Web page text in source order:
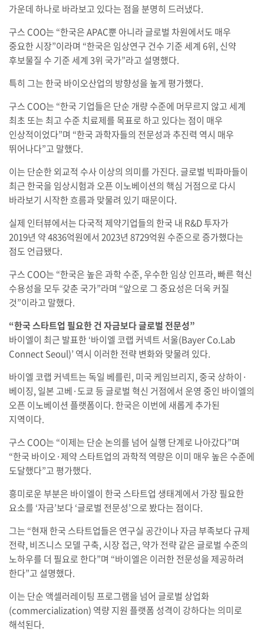
가운데 하나로 바라보고 있다는 점을 분명히 드러냈다.
구스 COO는 “한국은 APAC뿐 아니라 글로벌 차원에서도 매우
중요한 시장”이라며 “한국은 임상연구 건수 기준 세계 6위, 신약
후보물질 수 기준 세계 3위 국가”라고 설명했다.
특히 그는 한국 바이오산업의 방향성을 높게 평가했다.
구스 COO는 “한국 기업들은 단순 개량 수준에 머무르지 않고 세계
최초 또는 최고 수준 치료제를 목표로 하고 있다는 점이 매우
인상적이었다”며 “한국 과학자들의 전문성과 추진력 역시 매우
뛰어나다”고 말했다.
이는 단순한 외교적 수사 이상의 의미를 가진다. 글로벌 빅파마들이
최근 한국을 임상시험과 오픈 이노베이션의 핵심 거점으로 다시
바라보기 시작한 흐름과 맞물려 있기 때문이다.
실제 인터뷰에서는 다국적 제약기업들의 한국 내 R&D 투자가
2019년 약 4836억원에서 2023년 8729억원 수준으로 증가했다는
점도 언급됐다.
구스 COO는 “한국은 높은 과학 수준, 우수한 임상 인프라, 빠른 혁신
수용성을 모두 갖춘 국가”라며 “앞으로 그 중요성은 더욱 커질
것”이라고 말했다.
“한국 스타트업 필요한 건 자금보다 글로벌 전문성”
바이엘이 최근 발표한 ‘바이엘 코랩 커넥트 서울(Bayer Co.Lab
Connect Seoul)’ 역시 이러한 전략 변화와 맞물려 있다.
바이엘 코랩 커넥트는 독일 베를린, 미국 케임브리지, 중국 상하이·
베이징, 일본 고베·도쿄 등 글로벌 혁신 거점에서 운영 중인 바이엘의
오픈 이노베이션 플랫폼이다. 한국은 이번에 새롭게 추가된
지역이다.
구스 COO는 “이제는 단순 논의를 넘어 실행 단계로 나아갔다”며
“한국 바이오·제약 스타트업의 과학적 역량은 이미 매우 높은 수준에
도달했다”고 평가했다.
흥미로운 부분은 바이엘이 한국 스타트업 생태계에서 가장 필요한
요소를 ‘자금’보다 ‘글로벌 전문성’으로 봤다는 점이다.
그는 “현재 한국 스타트업들은 연구실 공간이나 자금 부족보다 규제
전략, 비즈니스 모델 구축, 시장 접근, 약가 전략 같은 글로벌 수준의
노하우를 더 필요로 한다”며 “바이엘은 이러한 전문성을 제공하려
한다”고 설명했다.
이는 단순 액셀러레이팅 프로그램을 넘어 글로벌 상업화
(commercialization) 역량 지원 플랫폼 성격이 강하다는 의미로
해석된다.